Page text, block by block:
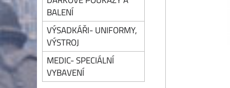
BALENÍ
VÝSADKÁŘI- UNIFORMY,
VÝSTROJ
MEDIC- SPECIÁLNÍ
VYBAVENÍ